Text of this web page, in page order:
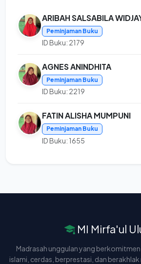
ARIBAH SALSABILA
Peminjaman Buku
ID Buku: 2179
AGNES ANINDHITA
Peminjaman Buku
ID Buku: 2219
FATIN ALISHA MUMPUNI
Peminjaman Buku
ID Buku: 1655
MI Mirfa'ul
Madrasah unggulan yang
islami, cerdas, berprestasi, dan